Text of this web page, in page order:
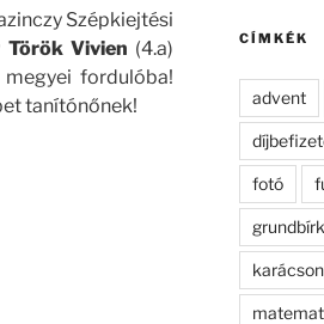
Szépkiejtési
Török Vivien (4.a)
fordulóba!
tanítónőnek!
CÍMKÉK
advent
fotó